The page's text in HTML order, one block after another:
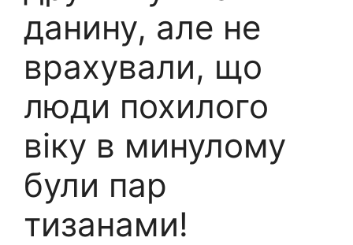
данину, але не
врахували, що
люди похилого
віку в минулому
були пар
тизанами!